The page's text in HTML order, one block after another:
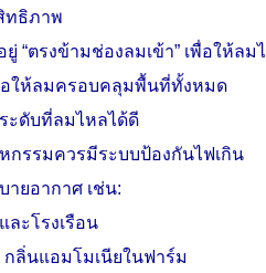
ทธิภาพ
“ตรงข้ามช่องลมเข้า” เพื่อให้ล
อให้ลมครอบคลุมพื้นที่ทั้งหมด
ะดับที่ลมไหลได้ดี
กรรมควรมีระบบป้องกันไฟเกิน
ยอากาศ เช่น:
ะโรงเรือน
ลิ่นแอมโมเนียในฟาร์ม